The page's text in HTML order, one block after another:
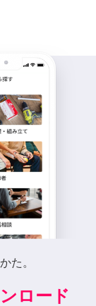
た。
ロード